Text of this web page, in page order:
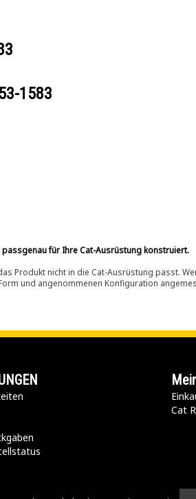
1583
für Ihre Cat-Ausrüstung konstruiert.
Produkt nicht in die Cat-Ausrüstung passt.
und angenommenen Konfiguration
Cat